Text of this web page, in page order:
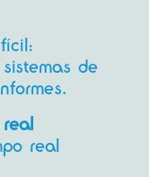
de
real